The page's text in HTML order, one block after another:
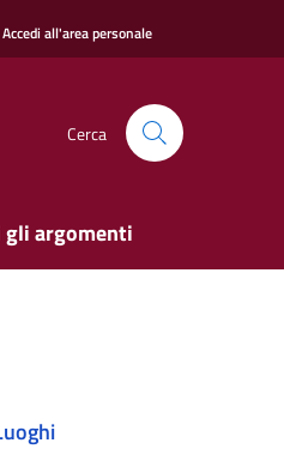
Accedi all'area personale
Cerca
argomenti